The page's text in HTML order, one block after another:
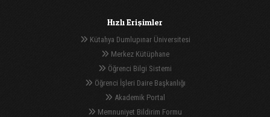
Hızlı Erişimler
Kütahya Dumlupınar Üniversitesi
Merkez Kütüphane
Öğrenci Bilgi Sistemi
Öğrenci İşleri Daire Başkanlığı
Akademik Portal
Memnuniyet Bildirim Formu